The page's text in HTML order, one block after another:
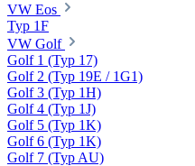
VW Eos
Typ 1F
VW Golf
Golf 1 (Typ 17)
Golf 2 (Typ 19E / 1G1)
Golf 3 (Typ 1H)
Golf 4 (Typ 1J)
Golf 5 (Typ 1K)
Golf 6 (Typ 1K)
Golf 7 (Typ AU)